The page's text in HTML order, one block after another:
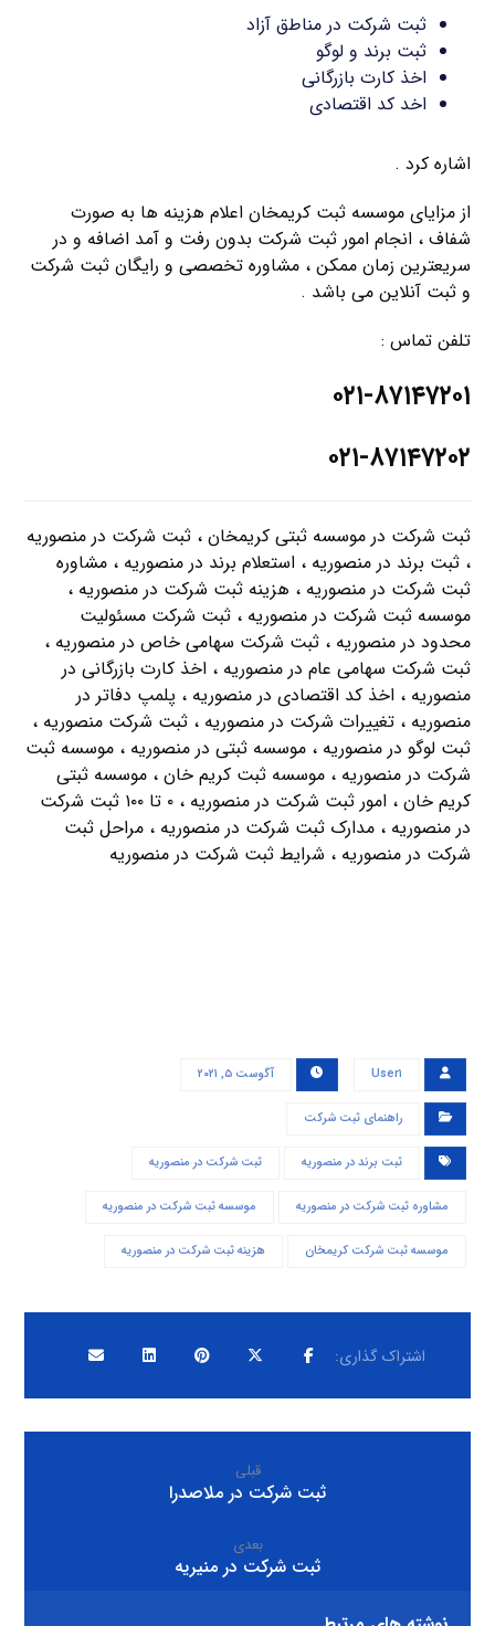
ثبت شرکت در مناطق آزاد
ثبت برند و لوگو
اخذ کارت بازرگانی
اخد کد اقتصادی
اشاره کرد .
از مزایای موسسه ثبت کریمخان اعلام هزینه ها به صورت
شفاف ، انجام امور ثبت شرکت بدون رفت و آمد اضافه و در
سریعترین زمان ممکن ، مشاوره تخصصی و رایگان ثبت شرکت
و ثبت آنلاین می باشد .
تلفن تماس :
۰۲۱-۸۷۱۴۷۲۰۱
۰۲۱-۸۷۱۴۷۲۰۲
ثبت شرکت در موسسه ثبتی کریمخان ، ثبت شرکت در منصوریه
، ثبت برند در منصوریه ، استعلام برند در منصوریه ، مشاوره
ثبت شرکت در منصوریه ، هزینه ثبت شرکت در منصوریه ،
موسسه ثبت شرکت در منصوریه ، ثبت شرکت مسئولیت
محدود در منصوریه ، ثبت شرکت سهامی خاص در منصوریه ،
ثبت شرکت سهامی عام در منصوریه ، اخذ کارت بازرگانی در
منصوریه ، اخذ کد اقتصادی در منصوریه ، پلمپ دفاتر در
منصوریه ، تغییرات شرکت در منصوریه ، ثبت شرکت منصوریه ،
ثبت لوگو در منصوریه ، موسسه ثبتی در منصوریه ، موسسه ثبت
شرکت در منصوریه ، موسسه ثبت کریم خان ، موسسه ثبتی
کریم خان ، امور ثبت شرکت در منصوریه ، ۰ تا ۱۰۰ ثبت شرکت
در منصوریه ، مدارک ثبت شرکت در منصوریه ، مراحل ثبت
شرکت در منصوریه ، شرایط ثبت شرکت در منصوریه
User۱ آگوست ۵, ۲۰۲۱
راهنمای ثبت شرکت
ثبت برند در منصوریه ثبت شرکت در منصوریه
مشاوره ثبت شرکت در منصوریه موسسه ثبت شرکت در منصوریه
موسسه ثبت شرکت کریمخان هزینه ثبت شرکت در منصوریه
قبلی
ثبت شرکت در ملاصدرا
بعدی
ثبت شرکت در منیریه